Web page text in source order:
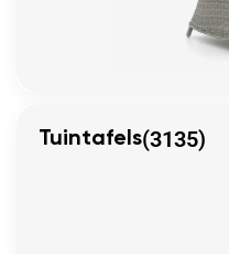
Tuintafels(3135)